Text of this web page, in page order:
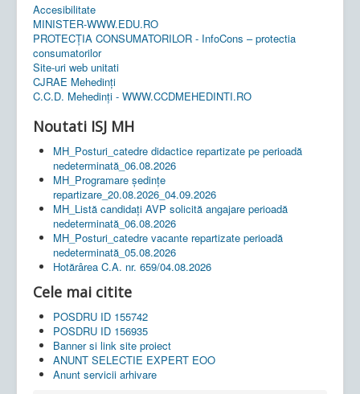
Accesibilitate
MINISTER-WWW.EDU.RO
PROTECȚIA CONSUMATORILOR - InfoCons – protectia
consumatorilor
Site-uri web unitati
CJRAE Mehedinți
C.C.D. Mehedinţi - WWW.CCDMEHEDINTI.RO
Noutati ISJ MH
MH_Posturi_catedre didactice repartizate pe perioadă
nedeterminată_06.08.2026
MH_Programare ședințe
repartizare_20.08.2026_04.09.2026
MH_Listă candidați AVP solicită angajare perioadă
nedeterminată_06.08.2026
MH_Posturi_catedre vacante repartizate perioadă
nedeterminată_05.08.2026
Hotărârea C.A. nr. 659/04.08.2026
Cele mai citite
POSDRU ID 155742
POSDRU ID 156935
Banner si link site proiect
ANUNT SELECTIE EXPERT EOO
Anunt servicii arhivare